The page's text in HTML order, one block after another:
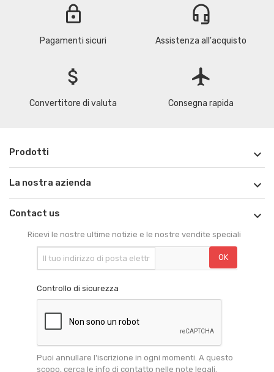
lock
Pagamenti sicuri
headset_mic
Assistenza all'acquisto
attach_money
Convertitore di valuta
flight
Consegna rapida
Prodotti 
La nostra azienda 
Contact us 
Ricevi le nostre ultime notizie e le nostre vendite speciali
Controllo di sicurezza
Puoi annullare l'iscrizione in ogni momenti. A questo
scopo, cerca le info di contatto nelle note legali.